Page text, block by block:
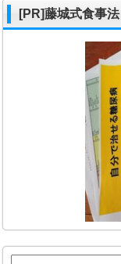
[PR]藤城式食事法